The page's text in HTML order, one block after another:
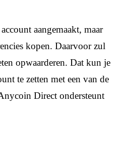
aangemaakt, maar
kopen. Daarvoor zul
opwaarderen. Dat kun je
te zetten met een van de
Direct ondersteunt